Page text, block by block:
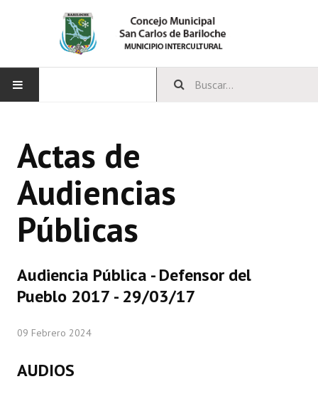
CONCEJO
Bloques Políticos
Integrantes del Concejo
Comisiones Permanentes
Comisiones Especiales
Concejales Mandato Cumplido
Programas
LEGISLACIÓN
Actas de
Audiencias
Públicas
Audiencia Pública - Defensor del
Pueblo 2017 - 29/03/17
09 Febrero 2024
AUDIOS